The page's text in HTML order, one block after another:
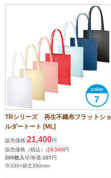
7
TRシリーズ 再生不織布フラットショ
ルダートート [ML]
販売価格:21,400円
販売価格（税込）:23,540円
200枚入り/単価:107円
巾330×袋丈390mm